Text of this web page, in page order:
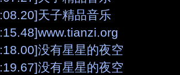
天子精品音乐
没有星星的夜空
没有星星的夜空